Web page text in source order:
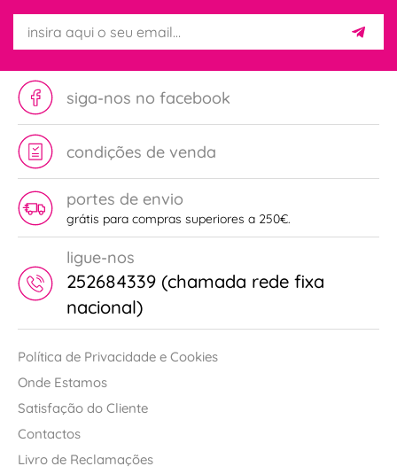
siga-nos no facebook
condições de venda
portes de envio
grátis para compras superiores a 250€.
ligue-nos
252684339 (chamada rede fixa
nacional)
Política de Privacidade e Cookies
Onde Estamos
Satisfação do Cliente
Contactos
Livro de Reclamações